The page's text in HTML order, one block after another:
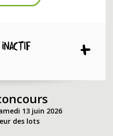
Filtre d'affichage INACTIF
13 juin 2026
des lots